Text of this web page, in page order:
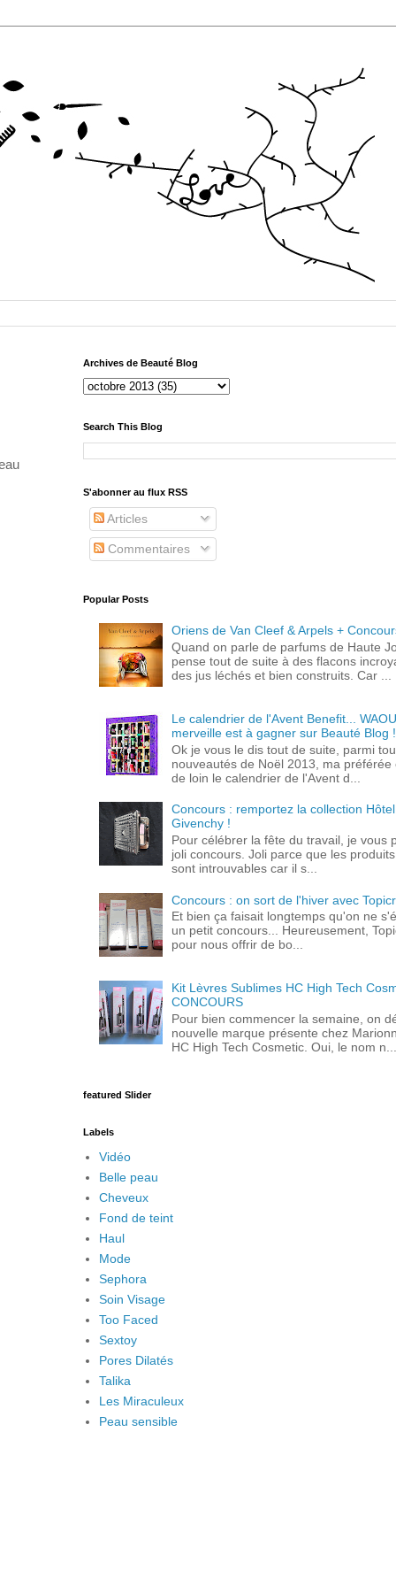
Archives de Beauté Blog
Search This Blog
S'abonner au flux RSS
Articles
Commentaires
Popular Posts
Oriens de Van Cleef & Arpels +
Quand on parle de parfums de Haute
pense tout de suite à des flacons
des jus léchés et bien construits. Car ...
Le calendrier de l'Avent Benefit...
merveille est à gagner sur Beauté Blog !
Ok je vous le dis tout de suite, parmi
nouveautés de Noël 2013, ma préférée
de loin le calendrier de l'Avent d...
Concours : remportez la collection
Givenchy !
Pour célébrer la fête du travail, je vous
joli concours. Joli parce que les
sont introuvables car il s...
Concours : on sort de l'hiver avec
Et bien ça faisait longtemps qu'on ne
un petit concours... Heureusement,
pour nous offrir de bo...
Kit Lèvres Sublimes HC High Tech
CONCOURS
Pour bien commencer la semaine, on
nouvelle marque présente chez
HC High Tech Cosmetic. Oui, le nom
featured Slider
Labels
Vidéo
Belle peau
Cheveux
Fond de teint
Haul
Mode
Sephora
Soin Visage
Too Faced
Sextoy
Pores Dilatés
Talika
Les Miraculeux
Peau sensible